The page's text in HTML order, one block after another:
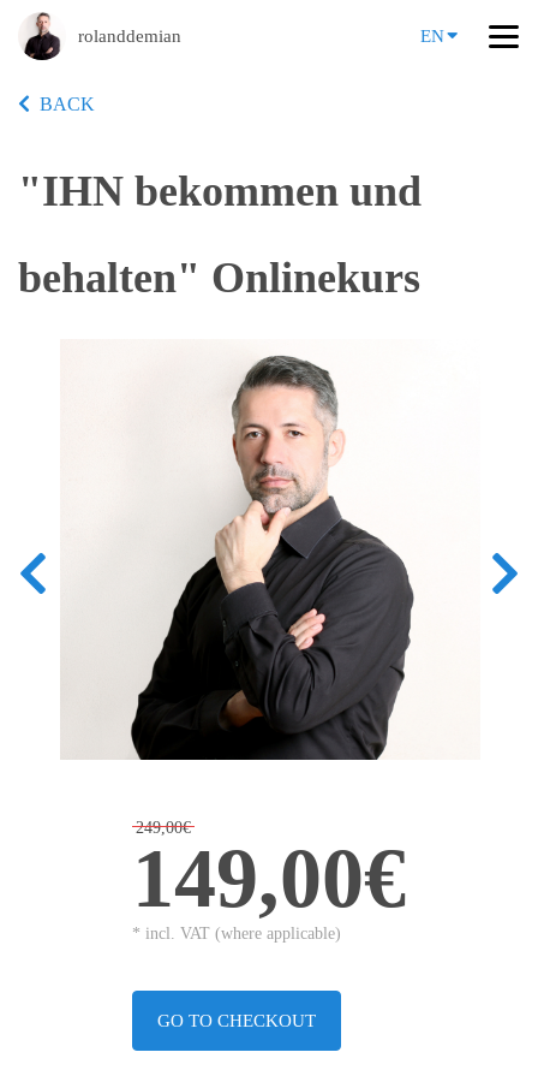
rolanddemian EN
BACK
"IHN bekommen und
behalten" Onlinekurs
249,00€
149,00€
* incl. VAT (where applicable)
GO TO CHECKOUT